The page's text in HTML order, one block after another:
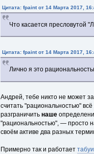
Цитата: fpaint от 14 Марта 2017,
Что касается пресловутой
Цитата: fpaint от 14 Марта 2017,
Лично я это
Андрей, тебе никто не может
считать "рациональностью"
разграничить наше
"рациональностью", — просто
своём активе два разных
Примерно так и работает